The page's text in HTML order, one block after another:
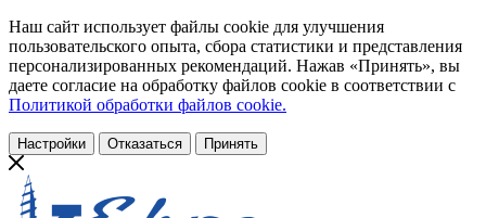
Наш сайт использует файлы cookie для улучшения
пользовательского опыта, сбора статистики и представления
персонализированных рекомендаций. Нажав «Принять», вы
даете согласие на обработку файлов cookie в соответствии с
Политикой обработки файлов cookie.
Настройки Отказаться Принять